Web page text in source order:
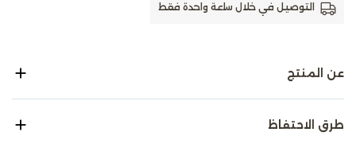
التوصيل في خلال ساعة واحدة فقط
عن المنتج
طرق الاحتفاظ